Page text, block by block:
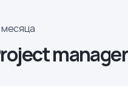
месяца
manager